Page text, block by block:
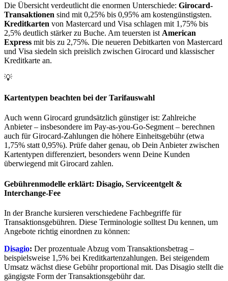
Die Übersicht verdeutlicht die enormen Unterschiede: Girocard-
Transaktionen sind mit 0,25% bis 0,95% am kostengünstigsten.
Kreditkarten von Mastercard und Visa schlagen mit 1,75% bis
2,5% deutlich stärker zu Buche. Am teuersten ist American
Express mit bis zu 2,75%. Die neueren Debitkarten von Mastercard
und Visa siedeln sich preislich zwischen Girocard und klassischer
Kreditkarte an.
💡
Kartentypen beachten bei der Tarifauswahl
Auch wenn Girocard grundsätzlich günstiger ist: Zahlreiche
Anbieter – insbesondere im Pay-as-you-Go-Segment – berechnen
auch für Girocard-Zahlungen die höhere Einheitsgebühr (etwa
1,75% statt 0,95%). Prüfe daher genau, ob Dein Anbieter zwischen
Kartentypen differenziert, besonders wenn Deine Kunden
überwiegend mit Girocard zahlen.
Gebührenmodelle erklärt: Disagio, Serviceentgelt &
Interchange-Fee
In der Branche kursieren verschiedene Fachbegriffe für
Transaktionsgebühren. Diese Terminologie solltest Du kennen, um
Angebote richtig einordnen zu können:
Disagio: Der prozentuale Abzug vom Transaktionsbetrag –
beispielsweise 1,5% bei Kreditkartenzahlungen. Bei steigendem
Umsatz wächst diese Gebühr proportional mit. Das Disagio stellt die
gängigste Form der Transaktionsgebühr dar.